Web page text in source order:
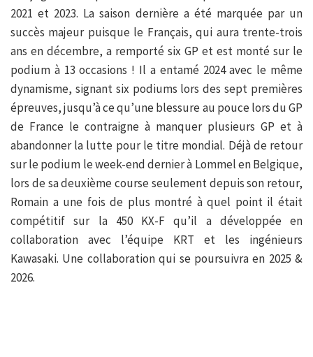
2021 et 2023. La saison dernière a été marquée par un
succès majeur puisque le Français, qui aura trente-trois
ans en décembre, a remporté six GP et est monté sur le
podium à 13 occasions ! Il a entamé 2024 avec le même
dynamisme, signant six podiums lors des sept premières
épreuves, jusqu’à ce qu’une blessure au pouce lors du GP
de France le contraigne à manquer plusieurs GP et à
abandonner la lutte pour le titre mondial. Déjà de retour
sur le podium le week-end dernier à Lommel en Belgique,
lors de sa deuxième course seulement depuis son retour,
Romain a une fois de plus montré à quel point il était
compétitif sur la 450 KX-F qu’il a développée en
collaboration avec l’équipe KRT et les ingénieurs
Kawasaki. Une collaboration qui se poursuivra en 2025 &
2026.